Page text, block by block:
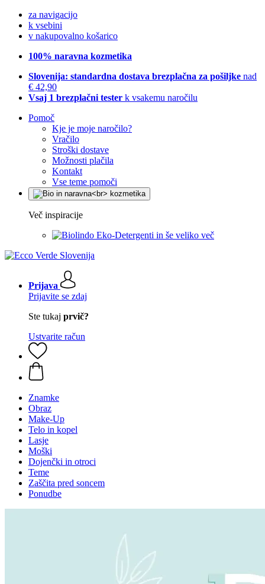
za navigacijo
k vsebini
v nakupovalno košarico
100% naravna kozmetika
Slovenija: standardna dostava brezplačna za pošiljke nad
€ 42,90
Vsaj 1 brezplačni tester k vsakemu naročilu
Pomoč
Kje je moje naročilo?
Vračilo
Stroški dostave
Možnosti plačila
Kontakt
Vse teme pomoči
Več inspiracije
Eko-Detergenti in še veliko več
Prijava
Prijavite se zdaj
Ste tukaj prvič?
Ustvarite račun
Znamke
Obraz
Make-Up
Telo in kopel
Lasje
Moški
Dojenčki in otroci
Teme
Zaščita pred soncem
Ponudbe